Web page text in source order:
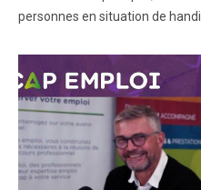
personnes en situation de